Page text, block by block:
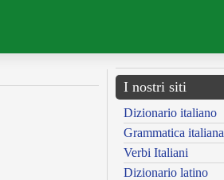
I nostri siti
Dizionario italiano
Grammatica italiana
Verbi Italiani
Dizionario latino